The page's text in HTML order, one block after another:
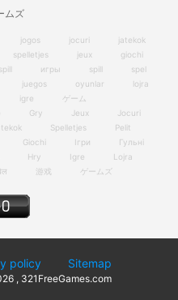
ムズ
jogos jocuri
jatekok
spelletjes jeux
giochi
игры spill
spel
juegos oyunlar
lojra
igre
ゲーム
Gry Jeux
Jocuri
Spelletjes
Pelit
Giochi Ігри
Гульні
Hry Igre
Lojra
游戏 ゲームズ
policy Sitemap
, 321FreeGames.com